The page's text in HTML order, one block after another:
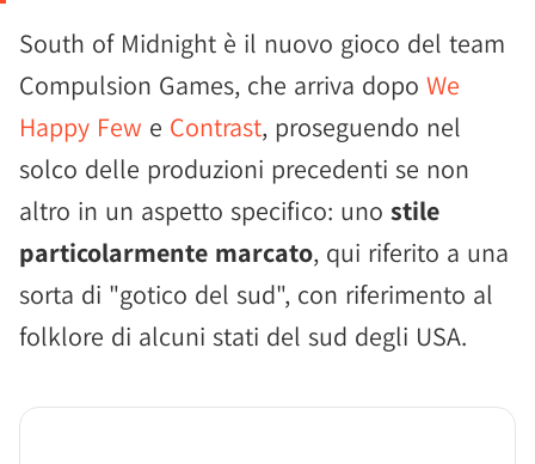
South of Midnight è il nuovo gioco del team
Compulsion Games, che arriva dopo We
Happy Few e Contrast, proseguendo nel
solco delle produzioni precedenti se non
altro in un aspetto specifico: uno stile
particolarmente marcato, qui riferito a una
sorta di "gotico del sud", con riferimento al
folklore di alcuni stati del sud degli USA.